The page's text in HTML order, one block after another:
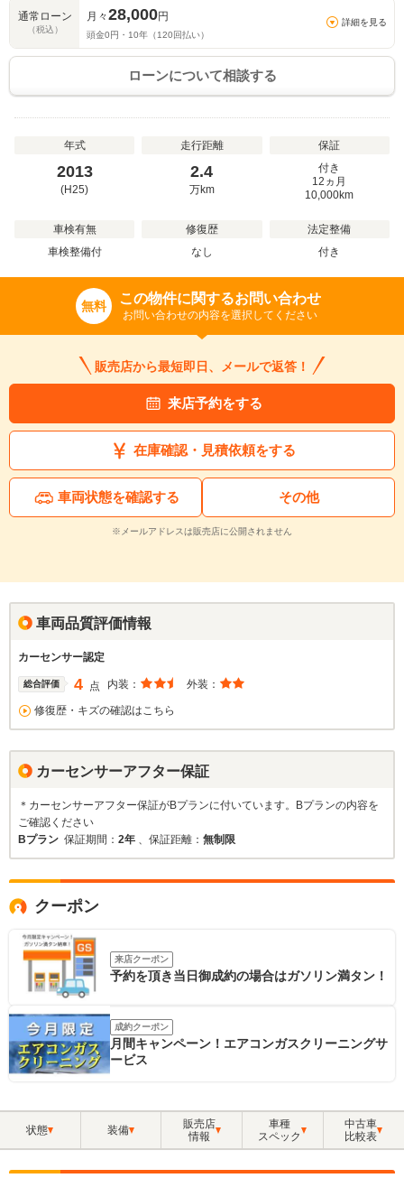
通常ローン
（税込）
月々28,000円
頭金0円・ 10年（120 回払い）
詳細を見る
ローンについて相談する
年式
2013
(H25)
走行距離
2.4
万km
保証
付き
12ヵ月
10,000km
車検有無
車検整備付
修復歴
なし
法定整備
付き
無料 この物件に関するお問い合わせ
お問い合わせの内容を選択してください
販売店から最短即日、メールで返答！
来店予約をする
在庫確認・見積依頼をする
車両状態を確認する その他
※メールアドレスは販売店に公開されません
車両品質評価情報
カーセンサー認定
総合評価 4 点 内装： 外装：
修復歴・キズの確認はこちら
カーセンサーアフター保証
＊カーセンサーアフター保証がBプランに付いています。Bプランの内容を
ご確認ください
Bプラン 保証期間： 2年 、保証距離： 無制限
クーポン
来店クーポン
予約を頂き当日御成約の場合はガソリン満タン！
成約クーポン
月間キャンペーン！エアコンガスクリーニングサ
ービス
状態 装備
販売店
情報
車種
スペック
中古車
比較表